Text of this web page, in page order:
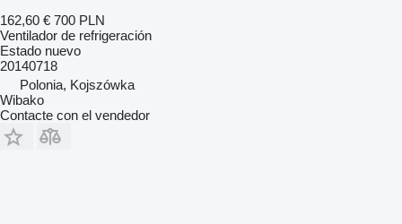
162,60 € 700 PLN
Ventilador de refrigeración
Estado nuevo
20140718
Polonia, Kojszówka
Wibako
Contacte con el vendedor